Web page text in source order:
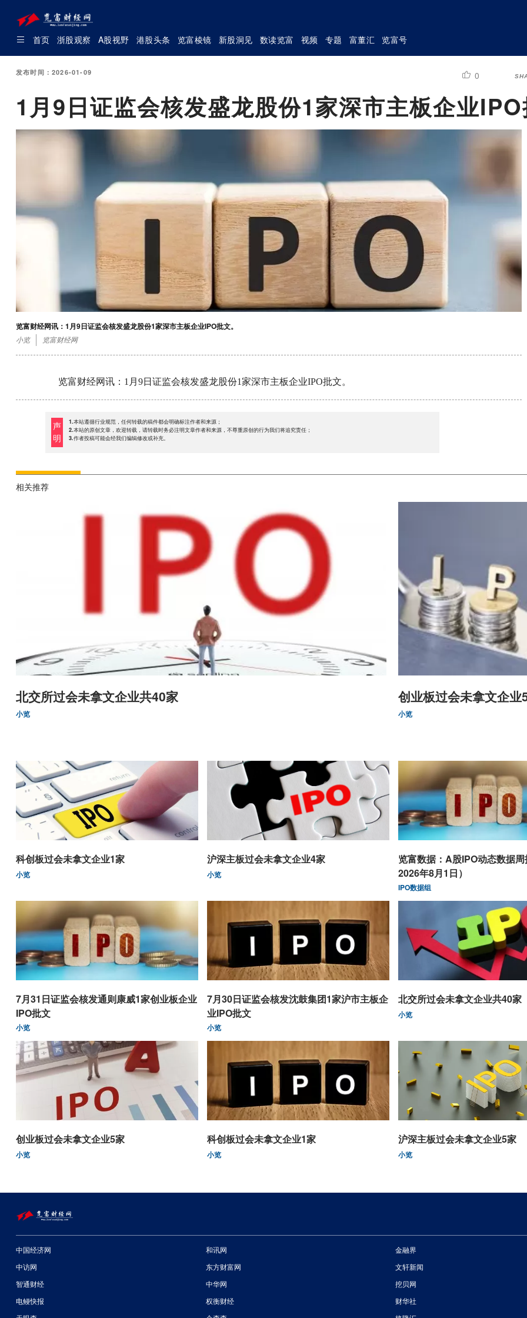
首页 浙股观察 A股视野 港股头条 览富棱镜 新股洞见 数读览富 视频 专题 富董汇 览富号
发布时间：2026-01-09 0
1月9日证监会核发盛龙股份1家深市主板企业
览富财经网讯：1月9日证监会核发盛龙股份1家深市主板企业IPO批文。
小览 览富财经网
览富财经网讯：1月9日证监会核发盛龙股份1家深市主板企业IPO批文。
声
明
1.本站遵循行业规范，任何转载的稿件都会明确标注作者和来源；
2.本站的原创文章，欢迎转载，请转载时务必注明文章作者和来源，不尊重原创的行为我们将追究责任；
3.作者投稿可能会经我们编辑修改或补充。
相关推荐
北交所过会未拿文企业共40家
小览
创业板过会未拿文企业
小览
科创板过会未拿文企业1家
小览
沪深主板过会未拿文企业4家
小览
览富数据：A股IPO动态数据
2026年8月1日）
IPO数据组
7月31日证监会核发通则康威1家创业板企业
IPO批文
小览
7月30日证监会核发沈鼓集团1家沪市主板企
业IPO批文
小览
北交所过会未拿文企业共40家
小览
创业板过会未拿文企业5家
小览
科创板过会未拿文企业1家
小览
沪深主板过会未拿文企业5家
小览
中国经济网 和讯网
金融界
中访网
东方财富网
文轩新闻
智通财经
中华网
挖贝网
电鳗快报
权衡财经
财华社